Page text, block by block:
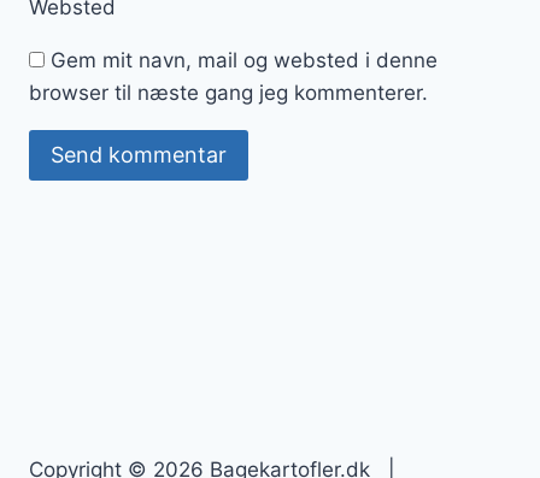
Websted
Gem mit navn, mail og websted i denne
browser til næste gang jeg kommenterer.
Copyright © 2026 Bagekartofler.dk |